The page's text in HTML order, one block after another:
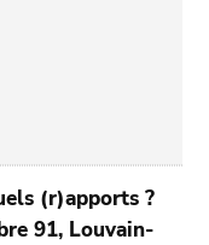
(r)apports ?
91, Louvain-